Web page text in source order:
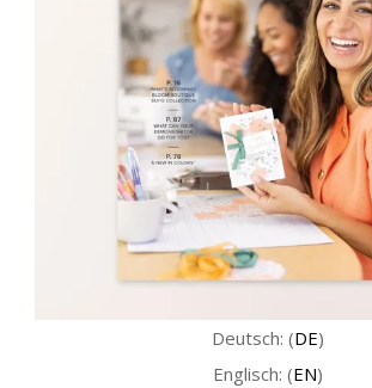
Deutsch: (DE)
Englisch: (EN)